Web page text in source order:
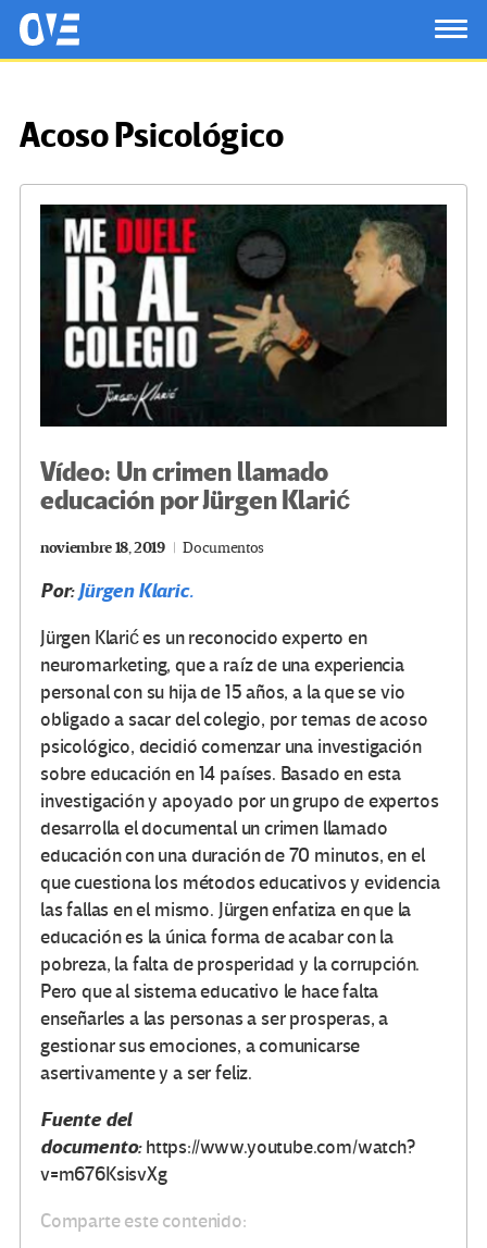
Saltar al contenido principal
OtrasVocesenEducacion.org
Acoso Psicológico
Vídeo: Un crimen llamado
educación por Jürgen Klarić
noviembre 18, 2019 Documentos
Por:Jürgen Klaric.
Jürgen Klarić es un reconocido experto en
neuromarketing, que a raíz de una experiencia
personal con su hija de 15 años, a la que se vio
obligado a sacar del colegio, por temas de acoso
psicológico, decidió comenzar una investigación
sobre educación en 14 países. Basado en esta
investigación y apoyado por un grupo de expertos
desarrolla el documental un crimen llamado
educación con una duración de 70 minutos, en el
que cuestiona los métodos educativos y evidencia
las fallas en el mismo. Jürgen enfatiza en que la
educación es la única forma de acabar con la
pobreza, la falta de prosperidad y la corrupción.
Pero que al sistema educativo le hace falta
enseñarles a las personas a ser prosperas, a
gestionar sus emociones, a comunicarse
asertivamente y a ser feliz.
Fuente del
documento:https://www.youtube.com/watch?
v=m676KsisvXg
Comparte este contenido: